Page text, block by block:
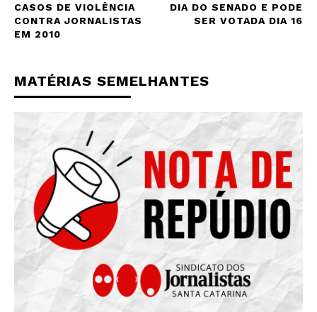
CASOS DE VIOLÊNCIA
CONTRA JORNALISTAS
EM 2010
DIA DO SENADO E PODE
SER VOTADA DIA 16
MATÉRIAS SEMELHANTES